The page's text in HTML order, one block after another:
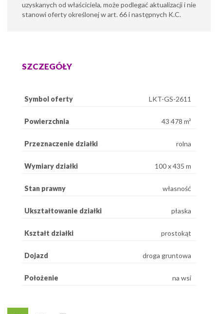
uzyskanych od właściciela, może podlegać aktualizacji i nie
stanowi oferty określonej w art. 66 i następnych K.C.
SZCZEGÓŁY
Symbol oferty LKT-GS-2611
Powierzchnia 43 478 m²
Przeznaczenie działki rolna
Wymiary działki 100 x 435 m
Stan prawny własność
Ukształtowanie działki płaska
Kształt działki prostokąt
Dojazd droga gruntowa
Położenie na wsi